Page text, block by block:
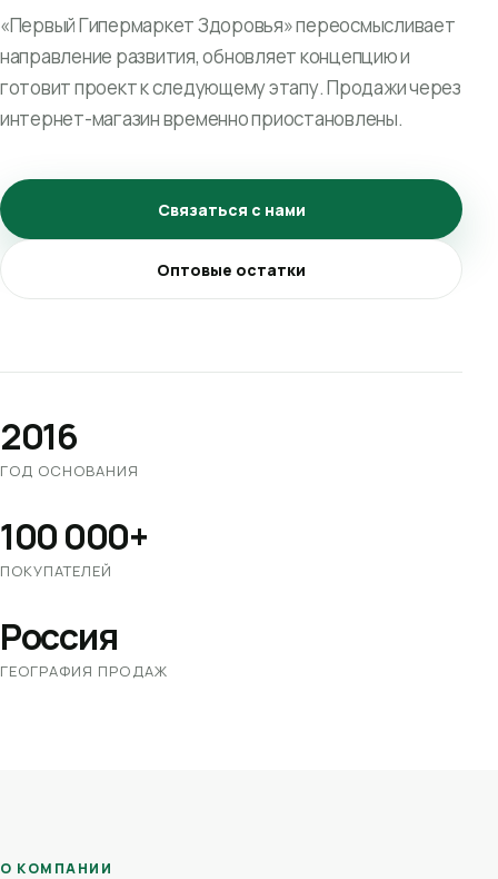
«Первый Гипермаркет Здоровья» переосмысливает
направление развития, обновляет концепцию и
готовит проект к следующему этапу. Продажи через
интернет-магазин временно приостановлены.
Связаться с нами
Оптовые остатки
2016
ГОД ОСНОВАНИЯ
100 000+
ПОКУПАТЕЛЕЙ
Россия
ГЕОГРАФИЯ ПРОДАЖ
О КОМПАНИИ